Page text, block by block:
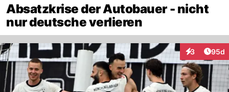
Absatzkrise der Autobauer - nicht
nur deutsche verlieren
3
Interaktionen
95d